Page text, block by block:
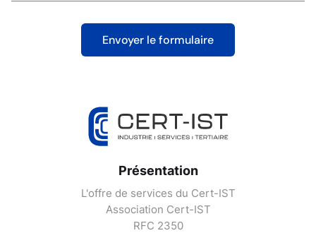
Présentation
L'offre de services du Cert-IST
Association Cert-IST
RFC 2350